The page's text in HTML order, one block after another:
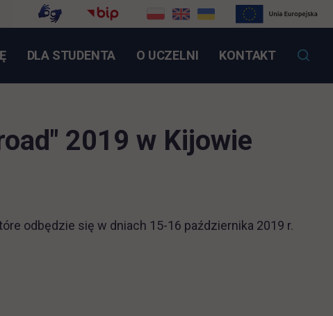
LINK OTWIERA SIĘ W NOWEJ KARCIE
DLA STUDENTA O UCZELNI KONTAKT
2019 w Kijowie
odbędzie się w dniach 15-16 października 2019 r.